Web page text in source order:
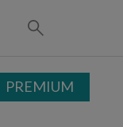
PREMIUM